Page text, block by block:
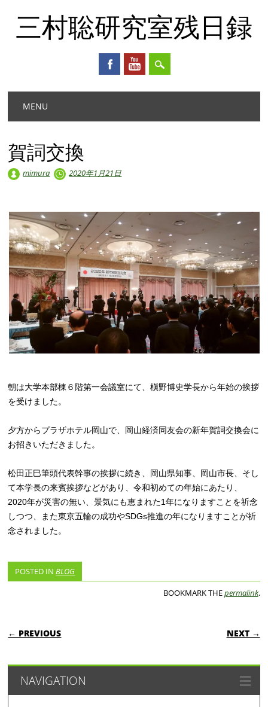
三村聡研究室残日録
Main menu
MENU
賀詞交換
mimura 2020年1月21日
朝は大学本部棟６階第一会議室にて、槇野博史学長から年始の挨拶
を受けました。
夕方からプラザホテル岡山で、岡山経済同友会の新年賀詞交換会に
お招きいただきました。
松田正巳筆頭代表幹事の挨拶に続き、岡山県知事、岡山市長、そし
て本学長の来賓挨拶などがあり、令和初めての年始にあたり、
2020年が災害の無い、景気にも恵まれた1年になりますことを祈念
しつつ、また東京五輪の成功やSDGs推進の年になりますことが祈
念されました。
POSTED INBLOG
BOOKMARK THEpermalink.
POST NAVIGATION
← PREVIOUS NEXT →
NAVIGATION